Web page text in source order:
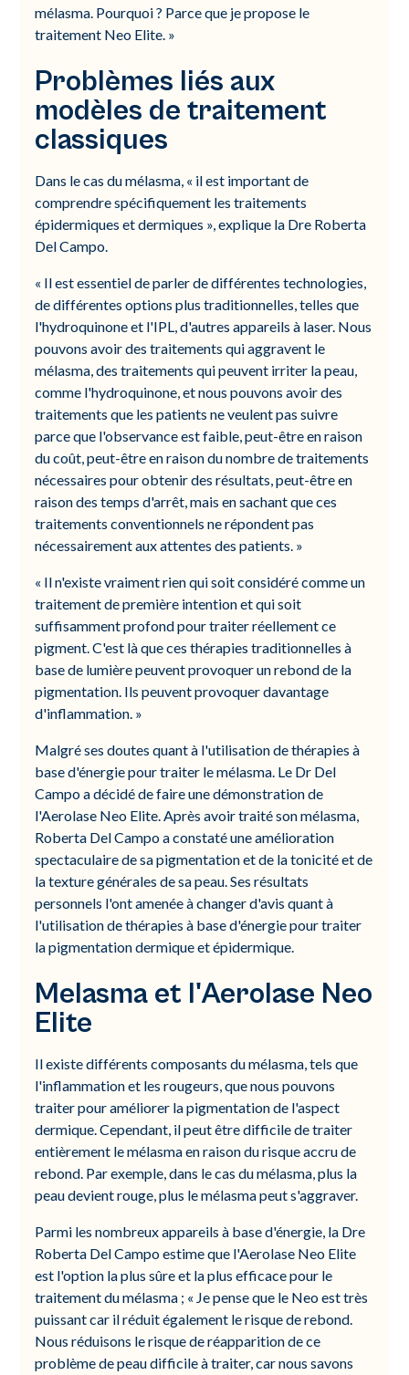
mélasma. Pourquoi ? Parce que je propose le
traitement Neo Elite. »
Problèmes liés aux
modèles de traitement
classiques
Dans le cas du mélasma, « il est important de
comprendre spécifiquement les traitements
épidermiques et dermiques », explique la Dre Roberta
Del Campo.
« Il est essentiel de parler de différentes technologies,
de différentes options plus traditionnelles, telles que
l'hydroquinone et l'IPL, d'autres appareils à laser. Nous
pouvons avoir des traitements qui aggravent le
mélasma, des traitements qui peuvent irriter la peau,
comme l'hydroquinone, et nous pouvons avoir des
traitements que les patients ne veulent pas suivre
parce que l'observance est faible, peut-être en raison
du coût, peut-être en raison du nombre de traitements
nécessaires pour obtenir des résultats, peut-être en
raison des temps d'arrêt, mais en sachant que ces
traitements conventionnels ne répondent pas
nécessairement aux attentes des patients. »
« Il n'existe vraiment rien qui soit considéré comme un
traitement de première intention et qui soit
suffisamment profond pour traiter réellement ce
pigment. C'est là que ces thérapies traditionnelles à
base de lumière peuvent provoquer un rebond de la
pigmentation. Ils peuvent provoquer davantage
d'inflammation. »
Malgré ses doutes quant à l'utilisation de thérapies à
base d'énergie pour traiter le mélasma. Le Dr Del
Campo a décidé de faire une démonstration de
l'Aerolase Neo Elite. Après avoir traité son mélasma,
Roberta Del Campo a constaté une amélioration
spectaculaire de sa pigmentation et de la tonicité et de
la texture générales de sa peau. Ses résultats
personnels l'ont amenée à changer d'avis quant à
l'utilisation de thérapies à base d'énergie pour traiter
la pigmentation dermique et épidermique.
Melasma et l'Aerolase Neo
Elite
Il existe différents composants du mélasma, tels que
l'inflammation et les rougeurs, que nous pouvons
traiter pour améliorer la pigmentation de l'aspect
dermique. Cependant, il peut être difficile de traiter
entièrement le mélasma en raison du risque accru de
rebond. Par exemple, dans le cas du mélasma, plus la
peau devient rouge, plus le mélasma peut s'aggraver.
Parmi les nombreux appareils à base d'énergie, la Dre
Roberta Del Campo estime que l'Aerolase Neo Elite
est l'option la plus sûre et la plus efficace pour le
traitement du mélasma ; « Je pense que le Neo est très
puissant car il réduit également le risque de rebond.
Nous réduisons le risque de réapparition de ce
problème de peau difficile à traiter, car nous savons